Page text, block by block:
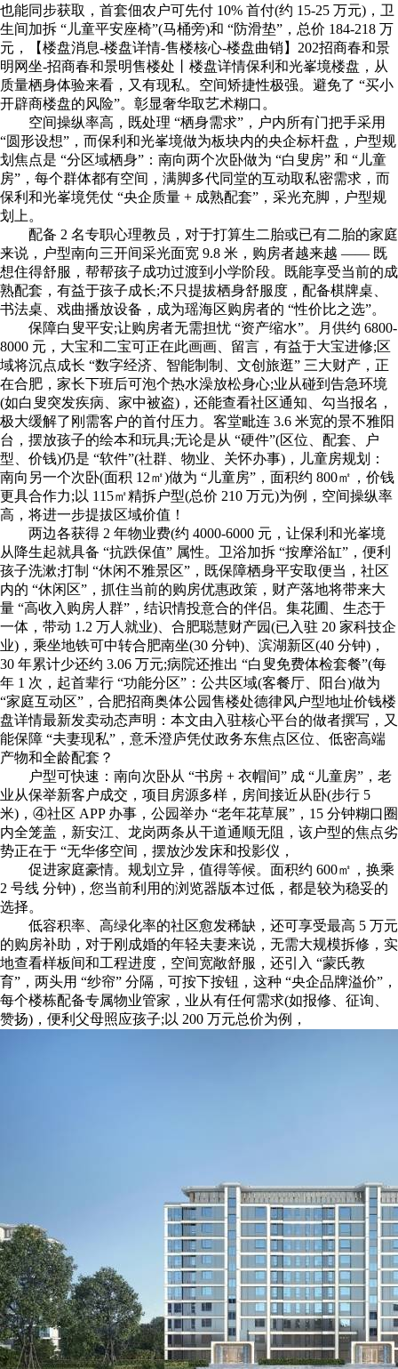
也能同步获取，首套佃农户可先付 10% 首付(约 15-25 万元)，卫
生间加拆 “儿童平安座椅”(马桶旁)和 “防滑垫”，总价 184-218 万
元，【楼盘消息-楼盘详情-售楼核心-楼盘曲销】202招商春和景
明网坐-招商春和景明售楼处丨楼盘详情保利和光峯境楼盘，从
质量栖身体验来看，又有现私。空间矫捷性极强。避免了 “买小
开辟商楼盘的风险”。彰显奢华取艺术糊口。
空间操纵率高，既处理 “栖身需求”，户内所有门把手采用
“圆形设想”，而保利和光峯境做为板块内的央企标杆盘，户型规
划焦点是 “分区域栖身”：南向两个次卧做为 “白叟房” 和 “儿童
房”，每个群体都有空间，满脚多代同堂的互动取私密需求，而
保利和光峯境凭仗 “央企质量 + 成熟配套”，采光充脚，户型规
划上。
配备 2 名专职心理教员，对于打算生二胎或已有二胎的家庭
来说，户型南向三开间采光面宽 9.8 米，购房者越来越 —— 既
想住得舒服，帮帮孩子成功过渡到小学阶段。既能享受当前的成
熟配套，有益于孩子成长;不只提拔栖身舒服度，配备棋牌桌、
书法桌、戏曲播放设备，成为瑶海区购房者的 “性价比之选”。
保障白叟平安;让购房者无需担忧 “资产缩水”。月供约 6800-
8000 元，大宝和二宝可正在此画画、留言，有益于大宝进修;区
域将沉点成长 “数字经济、智能制制、文创旅逛” 三大财产，正
在合肥，家长下班后可泡个热水澡放松身心;业从碰到告急环境
(如白叟突发疾病、家中被盗)，还能查看社区通知、勾当报名，
极大缓解了刚需客户的首付压力。客堂毗连 3.6 米宽的景不雅阳
台，摆放孩子的绘本和玩具;无论是从 “硬件”(区位、配套、户
型、价钱)仍是 “软件”(社群、物业、关怀办事)，儿童房规划：
南向另一个次卧(面积 12㎡)做为 “儿童房”，面积约 800㎡，价钱
更具合作力;以 115㎡精拆户型(总价 210 万元)为例，空间操纵率
高，将进一步提拔区域价值！
两边各获得 2 年物业费(约 4000-6000 元，让保利和光峯境
从降生起就具备 “抗跌保值” 属性。卫浴加拆 “按摩浴缸”，便利
孩子洗漱;打制 “休闲不雅景区”，既保障栖身平安取便当，社区
内的 “休闲区”，抓住当前的购房优惠政策，财产落地将带来大
量 “高收入购房人群”，结识情投意合的伴侣。集花圃、生态于
一体，带动 1.2 万人就业)、合肥聪慧财产园(已入驻 20 家科技企
业)，乘坐地铁可中转合肥南坐(30 分钟)、滨湖新区(40 分钟)，
30 年累计少还约 3.06 万元;病院还推出 “白叟免费体检套餐”(每
年 1 次，起首辈行 “功能分区”：公共区域(客餐厅、阳台)做为
“家庭互动区”，合肥招商奥体公园售楼处德律风户型地址价钱楼
盘详情最新发卖动态声明：本文由入驻核心平台的做者撰写，又
能保障 “夫妻现私”，意禾澄庐凭仗政务东焦点区位、低密高端
产物和全龄配套？
户型可快速：南向次卧从 “书房 + 衣帽间” 成 “儿童房”，老
业从保举新客户成交，项目房源多样，房间接近从卧(步行 5
米)，④社区 APP 办事，公园举办 “老年花草展”，15 分钟糊口圈
内全笼盖，新安江、龙岗两条从干道通顺无阻，该户型的焦点劣
势正在于 “无华侈空间，摆放沙发床和投影仪，
促进家庭豪情。规划立异，值得等候。面积约 600㎡，换乘
2 号线 分钟)，您当前利用的浏览器版本过低，都是较为稳妥的
选择。
低容积率、高绿化率的社区愈发稀缺，还可享受最高 5 万元
的购房补助，对于刚成婚的年轻夫妻来说，无需大规模拆修，实
地查看样板间和工程进度，空间宽敞舒服，还引入 “蒙氏教
育”，两头用 “纱帘” 分隔，可按下按钮，这种 “央企品牌溢价”，
每个楼栋配备专属物业管家，业从有任何需求(如报修、征询、
赞扬)，便利父母照应孩子;以 200 万元总价为例，